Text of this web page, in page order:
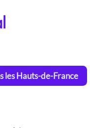
les Hauts-de-France